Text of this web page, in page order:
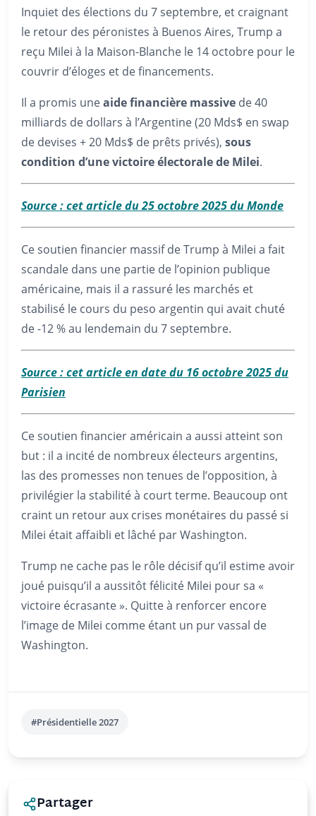
Inquiet des élections du 7 septembre, et craignant
le retour des péronistes à Buenos Aires, Trump a
reçu Milei à la Maison-Blanche le 14 octobre pour le
couvrir d’éloges et de financements.
Il a promis uneaide financière massive de 40
milliards de dollars à l’Argentine (20 Mds$ en swap
de devises + 20 Mds$ de prêts privés), sous
condition d’une victoire électorale de Milei.
Source : cet article du 25 octobre 2025 du Monde
Ce soutien financier massif de Trump à Milei a fait
scandale dans une partie de l’opinion publique
américaine, mais il a rassuré les marchés et
stabilisé le cours du peso argentin qui avait chuté
de -12 % au lendemain du 7 septembre.
Source : cet article en date du 16 octobre 2025 du
Parisien
Ce soutien financier américain a aussi atteint son
but : il a incité de nombreux électeurs argentins,
las des promesses non tenues de l’opposition, à
privilégier la stabilité à court terme. Beaucoup ont
craint un retour aux crises monétaires du passé si
Milei était affaibli et lâché par Washington.
Trump ne cache pas le rôle décisif qu’il estime avoir
joué puisqu’il a aussitôt félicité Milei pour sa «
victoire écrasante ». Quitte à renforcer encore
l’image de Milei comme étant un pur vassal de
Washington.
#Présidentielle 2027
Partager